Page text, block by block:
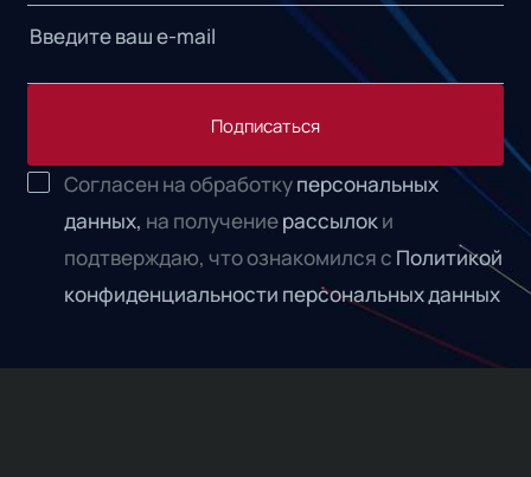
Подписаться
Согласен на обработкуперсональных
данных, на получениерассылоки
подтверждаю, что ознакомился с Политикой
конфиденциальности персональных данных